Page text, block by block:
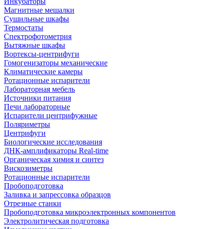
Магнитные мешалки
Сушильные шкафы
Термостаты
Спектрофотометрия
Вытяжные шкафы
Вортексы-центрифуги
Гомогенизаторы механические
Климатические камеры
Ротационные испарители
Лабораторная мебель
Источники питания
Печи лабораторные
Испарители центрифужные
Поляриметры
Центрифуги
Биологические исследования
ДНК-амплификаторы Real-time
Органическая химия и синтез
Вискозиметры
Ротационные испарители
Пробоподготовка
Заливка и запрессовка образцов
Отрезные станки
Пробоподготовка микроэлектронных компонентов
Электролитическая подготовка